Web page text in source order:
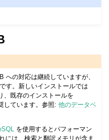
への対応は継続していますが、
す。新しいインストールでは
、既存のインストールを
しています。参照:他のデータベ
を使用するとパフォーマン
には、検索と翻訳メモリが含ま